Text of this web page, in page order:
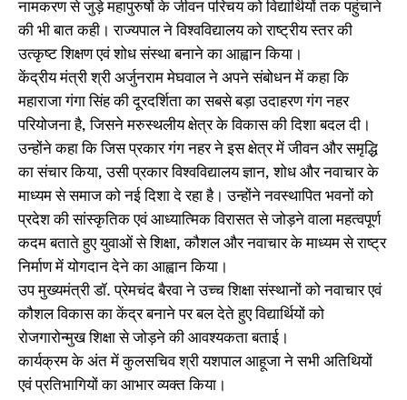
नामकरण से जुड़े महापुरुषों के जीवन परिचय को विद्यार्थियों तक पहुंचाने
की भी बात कही। राज्यपाल ने विश्वविद्यालय को राष्ट्रीय स्तर की
उत्कृष्ट शिक्षण एवं शोध संस्था बनाने का आह्वान किया।
केंद्रीय मंत्री श्री अर्जुनराम मेघवाल ने अपने संबोधन में कहा कि
महाराजा गंगा सिंह की दूरदर्शिता का सबसे बड़ा उदाहरण गंग नहर
परियोजना है, जिसने मरुस्थलीय क्षेत्र के विकास की दिशा बदल दी।
उन्होंने कहा कि जिस प्रकार गंग नहर ने इस क्षेत्र में जीवन और समृद्धि
का संचार किया, उसी प्रकार विश्वविद्यालय ज्ञान, शोध और नवाचार के
माध्यम से समाज को नई दिशा दे रहा है। उन्होंने नवस्थापित भवनों को
प्रदेश की सांस्कृतिक एवं आध्यात्मिक विरासत से जोड़ने वाला महत्वपूर्ण
कदम बताते हुए युवाओं से शिक्षा, कौशल और नवाचार के माध्यम से राष्ट्र
निर्माण में योगदान देने का आह्वान किया।
उप मुख्यमंत्री डॉ. प्रेमचंद बैरवा ने उच्च शिक्षा संस्थानों को नवाचार एवं
कौशल विकास का केंद्र बनाने पर बल देते हुए विद्यार्थियों को
रोजगारोन्मुख शिक्षा से जोड़ने की आवश्यकता बताई।
कार्यक्रम के अंत में कुलसचिव श्री यशपाल आहूजा ने सभी अतिथियों
एवं प्रतिभागियों का आभार व्यक्त किया।